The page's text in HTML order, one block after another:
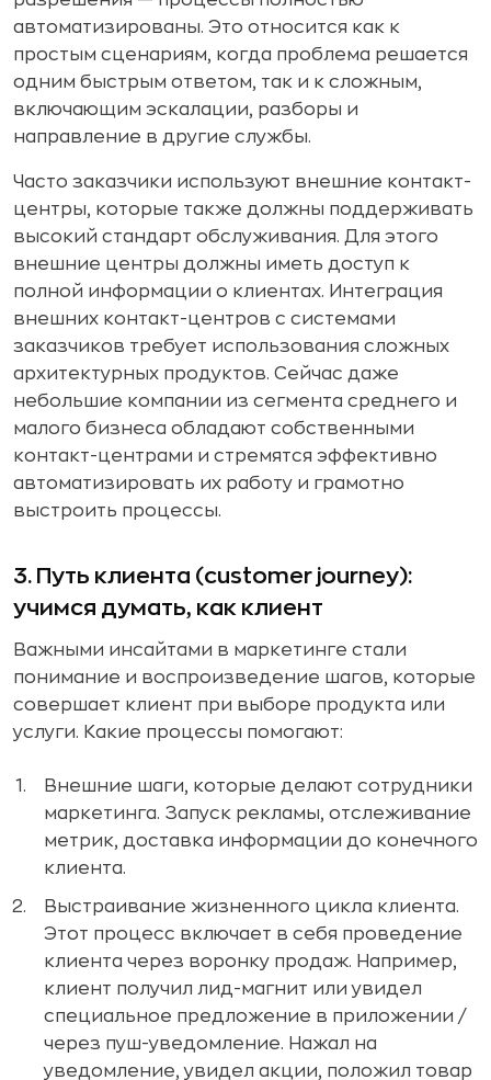
автоматизированы. Это относится как к
простым сценариям, когда проблема решается
одним быстрым ответом, так и к сложным,
включающим эскалации, разборы и
направление в другие службы.
Часто заказчики используют внешние контакт-
центры, которые также должны поддерживать
высокий стандарт обслуживания. Для этого
внешние центры должны иметь доступ к
полной информации о клиентах. Интеграция
внешних контакт-центров с системами
заказчиков требует использования сложных
архитектурных продуктов. Сейчас даже
небольшие компании из сегмента среднего и
малого бизнеса обладают собственными
контакт-центрами и стремятся эффективно
автоматизировать их работу и грамотно
выстроить процессы.
3. Путь клиента (customer journey):
учимся думать, как клиент
Важными инсайтами в маркетинге стали
понимание и воспроизведение шагов, которые
совершает клиент при выборе продукта или
услуги. Какие процессы помогают:
Внешние шаги, которые делают сотрудники
маркетинга. Запуск рекламы, отслеживание
метрик, доставка информации до конечного
клиента.
Выстраивание жизненного цикла клиента.
Этот процесс включает в себя проведение
клиента через воронку продаж. Например,
клиент получил лид-магнит или увидел
специальное предложение в приложении /
через пуш-уведомление. Нажал на
уведомление, увидел акции, положил товар